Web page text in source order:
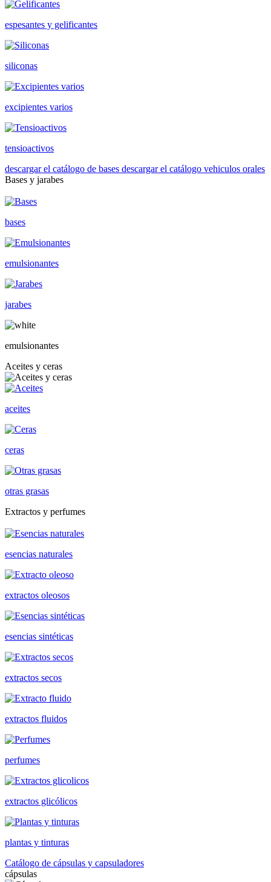
espesantes y gelificantes
siliconas
excipientes varios
tensioactivos
descargar el catálogo de bases descargar el catálogo vehiculos orales
Bases y jarabes
bases
emulsionantes
jarabes
emulsionantes
Aceites y ceras
aceites
ceras
otras grasas
Extractos y perfumes
esencias naturales
extractos oleosos
esencias sintéticas
extractos secos
extractos fluidos
perfumes
extractos glicólicos
plantas y tinturas
Catálogo de cápsulas y capsuladores
cápsulas